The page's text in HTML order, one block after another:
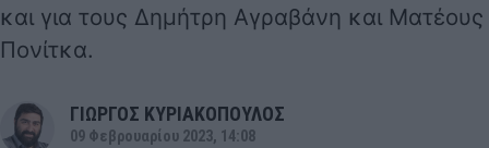
και για τους Δημήτρη Αγραβάνη και Ματέους
Πονίτκα.
ΓΙΩΡΓΟΣ ΚΥΡΙΑΚΟΠΟΥΛΟΣ
09 Φεβρουαρίου 2023, 14:08